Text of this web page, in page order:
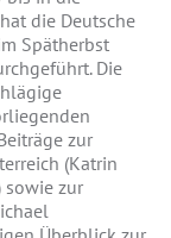
die Deutsche
Spätherbst
Die
zur
(Katrin
sowie zur